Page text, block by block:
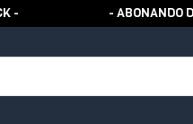
- ABONANDO